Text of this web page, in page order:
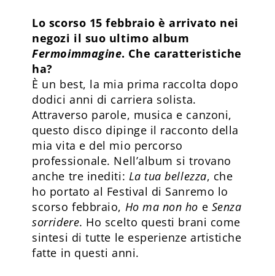
Lo scorso 15 febbraio è arrivato nei
negozi il suo ultimo album
Fermoimmagine. Che caratteristiche
ha?
È un best, la mia prima raccolta dopo
dodici anni di carriera solista.
Attraverso parole, musica e canzoni,
questo disco dipinge il racconto della
mia vita e del mio percorso
professionale. Nell’album si trovano
anche tre inediti: La tua bellezza, che
ho portato al Festival di Sanremo lo
scorso febbraio, Ho ma non ho e Senza
sorridere. Ho scelto questi brani come
sintesi di tutte le esperienze artistiche
fatte in questi anni.